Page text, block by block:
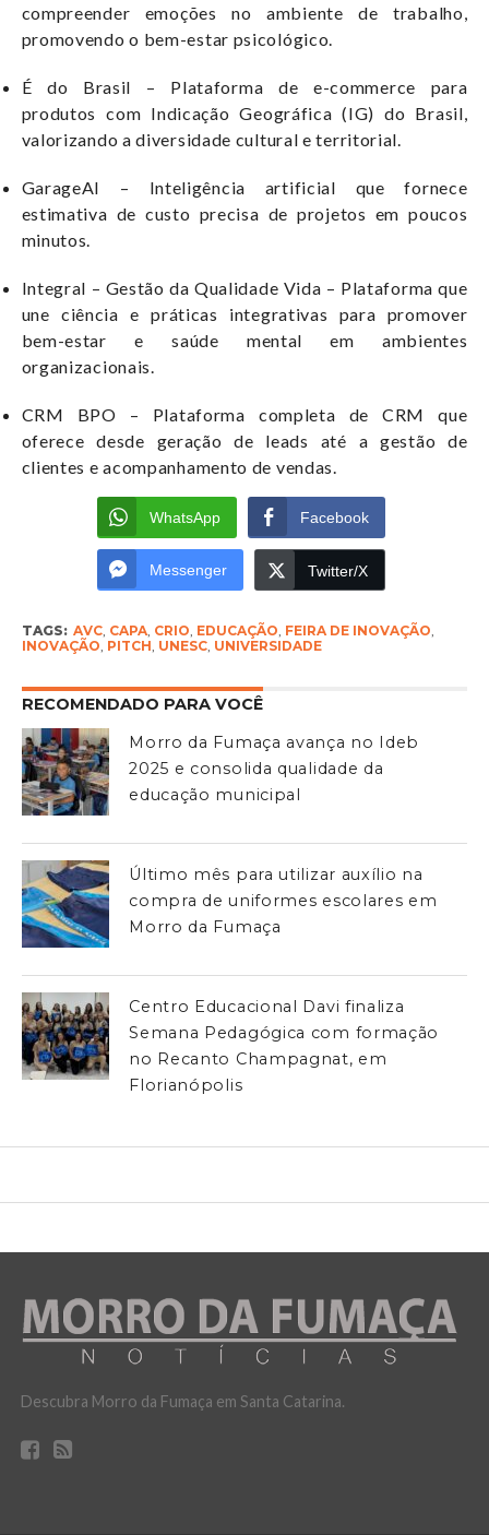
compreender emoções no ambiente de trabalho,
promovendo o bem-estar psicológico.
É do Brasil – Plataforma de e-commerce para
produtos com Indicação Geográfica (IG) do Brasil,
valorizando a diversidade cultural e territorial.
GarageAI – Inteligência artificial que fornece
estimativa de custo precisa de projetos em poucos
minutos.
Integral – Gestão da Qualidade Vida – Plataforma que
une ciência e práticas integrativas para promover
bem-estar e saúde mental em ambientes
organizacionais.
CRM BPO – Plataforma completa de CRM que
oferece desde geração de leads até a gestão de
clientes e acompanhamento de vendas.
WhatsApp Facebook
Messenger Twitter/X
TAGS: AVC, CAPA, CRIO EDUCAÇÃO FEIRA DE INOVAÇÃO
INOVAÇÃO PITCH UNESC, UNIVERSIDADE
RECOMENDADO PARA VOCÊ
Morro da Fumaça avança no Ideb
2025 e consolida qualidade da
educação municipal
Último mês para utilizar auxílio na
compra de uniformes escolares em
Morro da Fumaça
Centro Educacional Davi finaliza
Semana Pedagógica com formação
no Recanto Champagnat, em
Florianópolis
Descubra Morro da Fumaça em Santa Catarina.